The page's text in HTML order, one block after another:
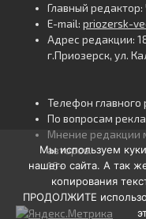
Главный
E-mail: priozersk-
Адрес редакции:
г.Приозерск, ул.
Телефон
По вопросам
Мнение редакции
авторов.
16+
Мы используем
нашего сайта. А так
копирования
ПРОДОЛЖИТЕ